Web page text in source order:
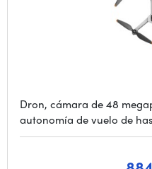
Dron, cámara de 48
autonomía de vuelo de